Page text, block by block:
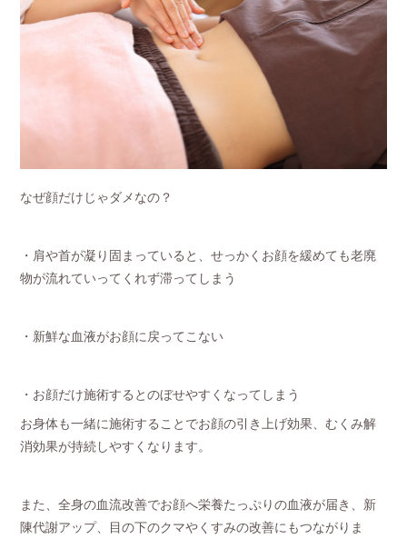
なぜ顔だけじゃダメなの？
・肩や首が凝り固まっていると、せっかくお顔を緩めても老廃
物が流れていってくれず滞ってしまう
・新鮮な血液がお顔に戻ってこない
・お顔だけ施術するとのぼせやすくなってしまう
お身体も一緒に施術することでお顔の引き上げ効果、むくみ解
消効果が持続しやすくなります。
また、全身の血流改善でお顔へ栄養たっぷりの血液が届き、新
陳代謝アップ、目の下のクマやくすみの改善にもつながりま